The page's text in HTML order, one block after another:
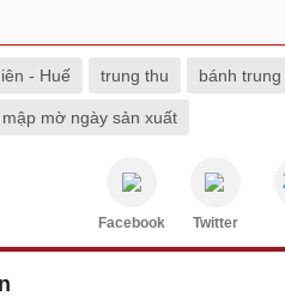
- Huế trung thu bánh trung
mờ ngày sản xuất
Facebook Twitter